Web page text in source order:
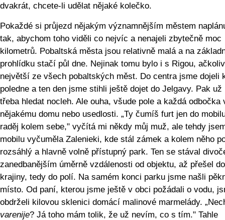
dvakrát, chcete-li udělat nějaké kolečko.
Pokaždé si průjezd nějakým významnějším městem
tak, abychom toho viděli co nejvíc a nenajeli zbytečně moc
kilometrů. Pobaltská města jsou relativně malá a na
prohlídku stačí půl dne. Nejinak tomu bylo i s Rigou,
největší ze všech pobaltských měst. Do centra jsme dojeli
poledne a ten den jsme stihli ještě dojet do Jelgavy. Pak už
třeba hledat nocleh. Ale ouha, všude pole a každá odbočka
nějakému domu nebo usedlosti. „Ty čumíš furt jen do
raděj kolem sebe," vyčítá mi někdy můj muž, ale tehdy
mobilu vyčuměla Zalenieki, kde stál zámek a kolem něho
rozsáhlý a hlavně volně přístupný park. Ten se stával
zanedbanějším úměrně vzdálenosti od objektu, až přešel
krajiny, tedy do polí. Na samém konci parku jsme našli
místo. Od paní, kterou jsme ještě v obci požádali o vodu,
obdrželi kilovou sklenici domácí malinové marmelády.
varenije? Já toho mám tolik, že už nevím, co s tím." Tahle